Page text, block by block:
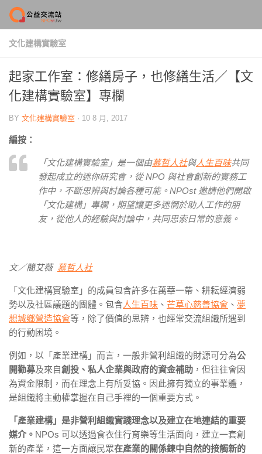
Skip to content
文化建構實驗室
起家工作室：修繕房子，也修繕生活／【文
化建構實驗室】專欄
BY 文化建構實驗室 · 10 8 月, 2017
編按：
「文化建構實驗室」是一個由慕哲人社與人生百味共同
發起成立的迷你研究會，從 NPO 與社會創新的實務工
作中，不斷思辨與討論各種可能。NPOst 邀請他們開啟
「文化建構」專欄，期望讓更多迷惘於助人工作的朋
友，從他人的經驗與討論中，共同思索日常的意義。
文／簡艾薇 慕哲人社
「文化建構實驗室」的成員包含許多在萬華一帶、耕耘經濟弱
勢以及社區議題的團體。包含人生百味 、 芒草心慈善協會 、 夢
想城鄉營造協會等，除了價值的思辨，也經常交流組織所遇到
的行動困境。
例如，以「產業建構」而言，一般非營利組織的財源可分為公
開勸募及來自創投、私人企業與政府的資金補助 ，但往往會因
為資金限制，而在理念上有所妥協。因此擁有獨立的事業體，
是組織將主動權掌握在自己手裡的一個重要方式。
「產業建構」是非營利組織實踐理念以及建立在地連結的重要
媒介。 NPOs 可以透過食衣住行育樂等生活面向，建立一套創
新的產業，這一方面讓民眾在產業的關係鍊中自然的接觸新的